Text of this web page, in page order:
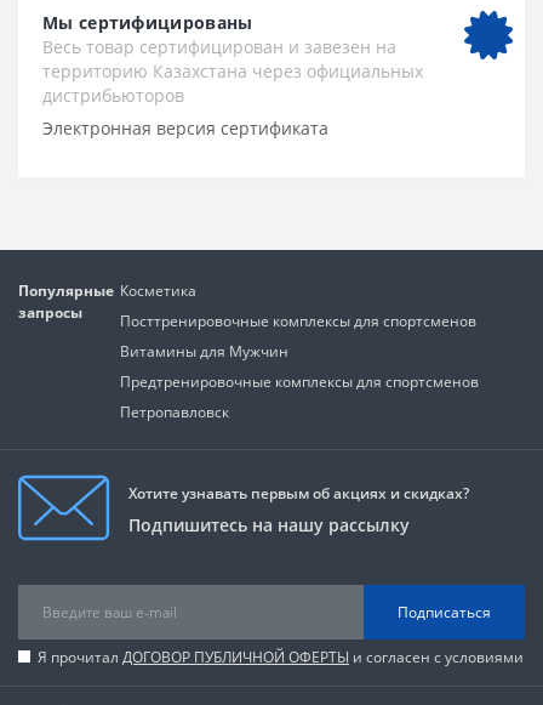
Мы сертифицированы
Весь товар сертифицирован и завезен на
территорию Казахстана через официальных
дистрибьюторов
Электронная версия сертификата
Популярные
запросы
Косметика
Посттренировочные комплексы для спортсменов
Витамины для Мужчин
Предтренировочные комплексы для спортсменов
Петропавловск
Хотите узнавать первым об акциях и скидках?
Подпишитесь на нашу рассылку
Подписаться
Я прочитал ДОГОВОР ПУБЛИЧНОЙ ОФЕРТЫ и согласен с условиями